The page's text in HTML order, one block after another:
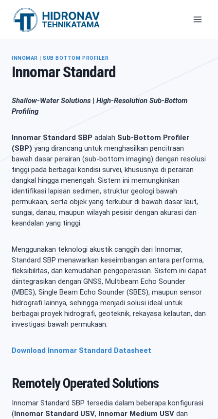
INNOMAR |SUB BOTTOM PROFILER
Innomar Standard
Shallow-Water Solutions | High-Resolution Sub-Bottom
Profiling
Innomar Standard SBP adalah Sub-Bottom Profiler
(SBP) yang dirancang untuk menghasilkan pencitraan
bawah dasar perairan (sub-bottom imaging) dengan resolusi
tinggi pada berbagai kondisi survei, khususnya di perairan
dangkal hingga menengah. Sistem ini memungkinkan
identifikasi lapisan sedimen, struktur geologi bawah
permukaan, serta objek yang terkubur di bawah dasar laut,
sungai, danau, maupun wilayah pesisir dengan akurasi dan
keandalan yang tinggi.
Menggunakan teknologi akustik canggih dari Innomar,
Standard SBP menawarkan keseimbangan antara performa,
fleksibilitas, dan kemudahan pengoperasian. Sistem ini dapat
diintegrasikan dengan GNSS, Multibeam Echo Sounder
(MBES), Single Beam Echo Sounder (SBES), maupun sensor
hidrografi lainnya, sehingga menjadi solusi ideal untuk
berbagai proyek hidrografi, geoteknik, rekayasa kelautan, dan
investigasi bawah permukaan.
Download Innomar Standard Datasheet
Remotely Operated Solutions
Innomar Standard SBP tersedia dalam beberapa konfigurasi
(Innomar Standard USV, Innomar Medium USV dan